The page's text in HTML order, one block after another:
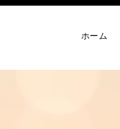
ホーム